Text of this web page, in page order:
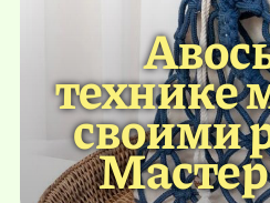
технике
своими